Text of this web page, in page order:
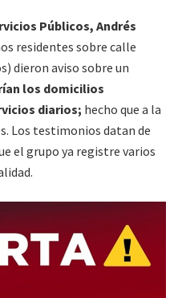
Públicos, Andrés
residentes sobre calle
dieron aviso sobre un
los domicilios
diarios; hecho que a la
Los testimonios datan de
el grupo ya registre varios